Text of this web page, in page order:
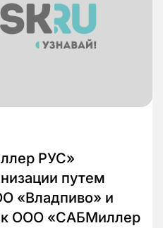
РУС»
путем
«Владпиво» и
ООО «САБМиллер